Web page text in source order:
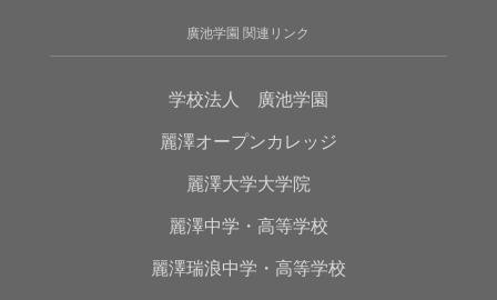
廣池学園 関連リンク
学校法人 廣池学園
麗澤オープンカレッジ
麗澤大学大学院
麗澤中学・高等学校
麗澤瑞浪中学・高等学校